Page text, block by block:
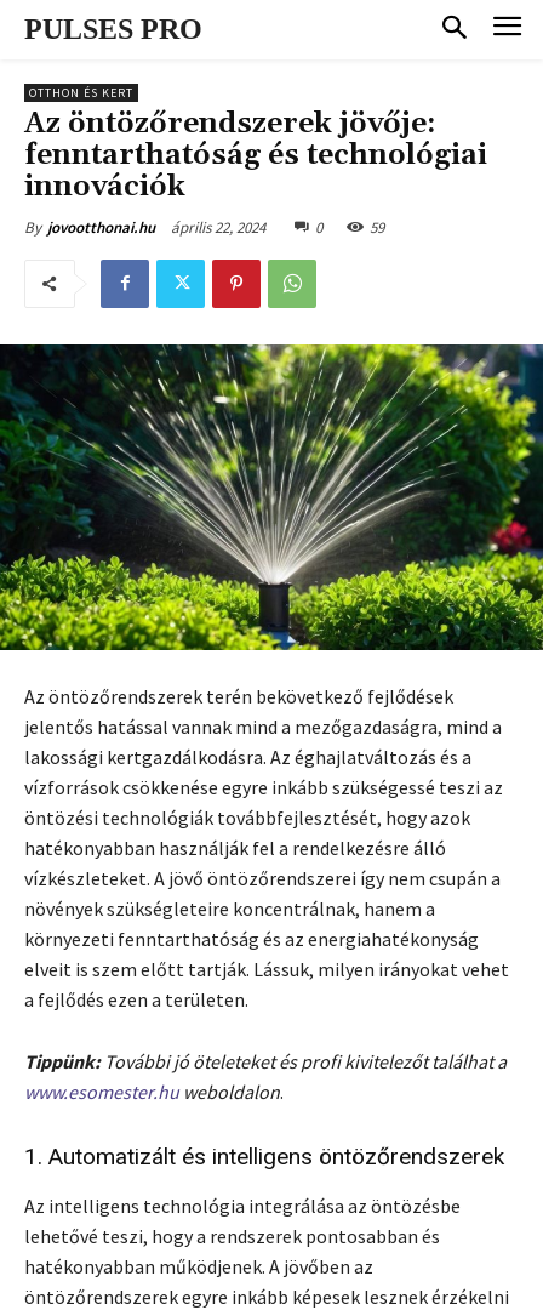
PULSES PRO
OTTHON ÉS KERT
Az öntözőrendszerek jövője:
fenntarthatóság és technológiai
innovációk
By jovootthonai.hu április 22, 2024 0 59
Az öntözőrendszerek terén bekövetkező fejlődések
jelentős hatással vannak mind a mezőgazdaságra, mind a
lakossági kertgazdálkodásra. Az éghajlatváltozás és a
vízforrások csökkenése egyre inkább szükségessé teszi az
öntözési technológiák továbbfejlesztését, hogy azok
hatékonyabban használják fel a rendelkezésre álló
vízkészleteket. A jövő öntözőrendszerei így nem csupán a
növények szükségleteire koncentrálnak, hanem a
környezeti fenntarthatóság és az energiahatékonyság
elveit is szem előtt tartják. Lássuk, milyen irányokat vehet
a fejlődés ezen a területen.
Tippünk:További jó öteleteket és profi kivitelezőt találhat a
www.esomester.huweboldalon.
1. Automatizált és intelligens öntözőrendszerek
Az intelligens technológia integrálása az öntözésbe
lehetővé teszi, hogy a rendszerek pontosabban és
hatékonyabban működjenek. A jövőben az
öntözőrendszerek egyre inkább képesek lesznek érzékelni